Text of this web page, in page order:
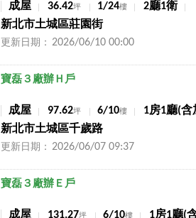
成屋 36.42坪 1/24樓
2廳1衛
新北市土城區莊園街
更新日期： 2026/06/10 00:00
寶磊３廠辦Ｈ戶
成屋 97.62坪 6/10樓
1房1廳(含
新北市土城區千歲路
更新日期： 2026/06/07 09:37
寶磊３廠辦Ｅ戶
成屋 131.27坪 6/10樓 1房1廳(